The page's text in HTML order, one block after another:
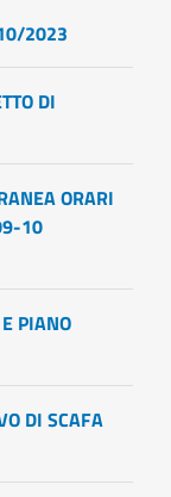
2023
DI
ORARI
10
PIANO
DI SCAFA